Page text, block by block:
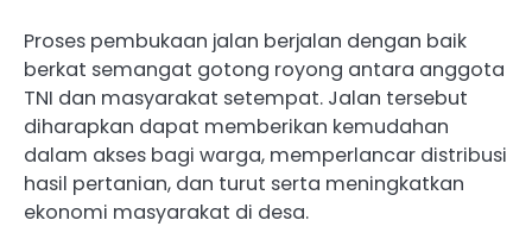
Proses pembukaan jalan berjalan dengan baik
berkat semangat gotong royong antara anggota
TNI dan masyarakat setempat. Jalan tersebut
diharapkan dapat memberikan kemudahan
dalam akses bagi warga, memperlancar distribusi
hasil pertanian, dan turut serta meningkatkan
ekonomi masyarakat di desa.